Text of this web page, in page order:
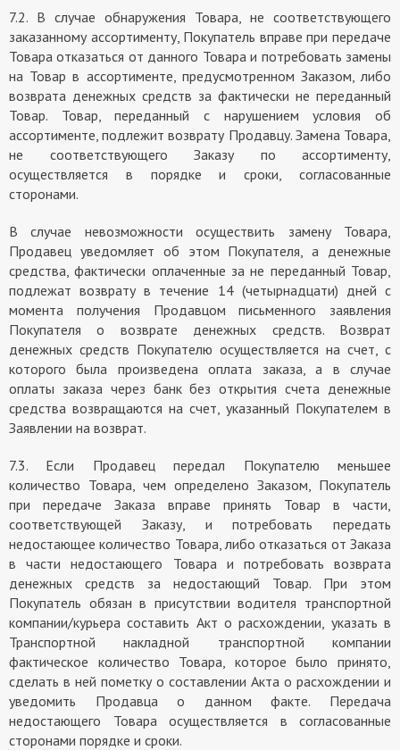
7.2. В случае обнаружения Товара, не соответствующего
заказанному ассортименту, Покупатель вправе при передаче
Товара отказаться от данного Товара и потребовать замены
на Товар в ассортименте, предусмотренном Заказом, либо
возврата денежных средств за фактически не переданный
Товар. Товар, переданный с нарушением условия об
ассортименте, подлежит возврату Продавцу. Замена Товара,
не соответствующего Заказу по ассортименту,
осуществляется в порядке и сроки, согласованные
сторонами.
В случае невозможности осуществить замену Товара,
Продавец уведомляет об этом Покупателя, а денежные
средства, фактически оплаченные за не переданный Товар,
подлежат возврату в течение 14 (четырнадцати) дней с
момента получения Продавцом письменного заявления
Покупателя о возврате денежных средств. Возврат
денежных средств Покупателю осуществляется на счет, с
которого была произведена оплата заказа, а в случае
оплаты заказа через банк без открытия счета денежные
средства возвращаются на счет, указанный Покупателем в
Заявлении на возврат.
7.3. Если Продавец передал Покупателю меньшее
количество Товара, чем определено Заказом, Покупатель
при передаче Заказа вправе принять Товар в части,
соответствующей Заказу, и потребовать передать
недостающее количество Товара, либо отказаться от Заказа
в части недостающего Товара и потребовать возврата
денежных средств за недостающий Товар. При этом
Покупатель обязан в присутствии водителя транспортной
компании/курьера составить Акт о расхождении, указать в
Транспортной накладной транспортной компании
фактическое количество Товара, которое было принято,
сделать в ней пометку о составлении Акта о расхождении и
уведомить Продавца о данном факте. Передача
недостающего Товара осуществляется в согласованные
сторонами порядке и сроки.